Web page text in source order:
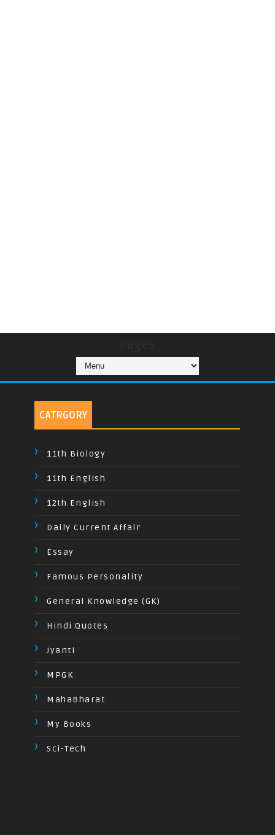
CATRGORY
11th Biology
11th English
12th English
Daily Current Affair
Essay
Famous Personality
General Knowledge (GK)
Hindi Quotes
Jyanti
MPGK
MahaBharat
My Books
Sci-Tech